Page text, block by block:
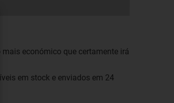
mais económico que certamente irá
em stock e enviados em 24